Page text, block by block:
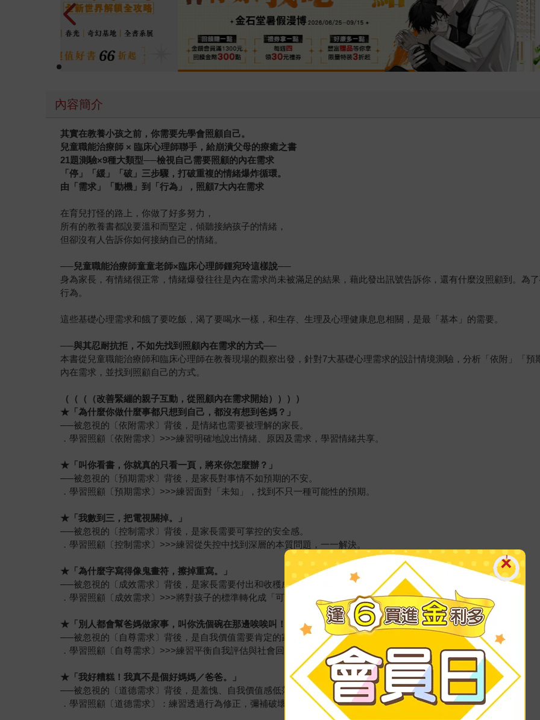
內容簡介
其實在教養小孩之前，你需要先學會照顧自己。
兒童職能治療師 × 臨床心理師聯手，給崩潰父母的療癒之書
21題測驗×9種大類型──檢視自己需要照顧的內在需求
「停」「緩」「破」三步驟，打破重複的情緒爆炸循環。
由「需求」「動機」到「行為」，照顧7大內在需求
在育兒打怪的路上，你做了好多努力，
所有的教養書都說要溫和而堅定，傾聽接納孩子的情緒，
但卻沒有人告訴你如何接納自己的情緒。
──兒童職能治療師童童老師×臨床心理師鍾宛玲這樣說──
身為家長，有情緒很正常，情緒爆發往往是內在需求尚未被滿足的結果，藉此發出訊號告訴你，還有什麼沒照顧到。為
行為。
這些基礎心理需求和餓了要吃飯，渴了要喝水一樣，和生存、生理及心理健康息息相關，是最「基本」的需要。
──與其忍耐抗拒，不如先找到照顧內在需求的方式──
本書從兒童職能治療師和臨床心理師在教養現場的觀察出發，針對7大基礎心理需求的設計情境測驗，分析「依附」「
內在需求，並找到照顧自己的方式。
（（（（改善緊繃的親子互動，從照顧內在需求開始））））
★ 「為什麼你做什麼事都只想到自己，都沒有想到爸媽？」
──被忽視的〔依附需求〕背後，是情緒也需要被理解的家長。
．學習照顧〔依附需求〕>>>練習明確地說出情緒、原因及需求，學習情緒共享。
★ 「叫你看書，你就真的只看一頁，將來你怎麼辦？」
──被忽視的〔預期需求〕背後，是家長對事情不如預期的不安。
．學習照顧〔預期需求〕>>>練習面對「未知」，找到不只一種可能性的預期。
★ 「我數到三，把電視關掉。」
──被忽視的〔控制需求〕背後，是家長需要可掌控的安全感。
．學習照顧〔控制需求〕>>>練習從失控中找到深層的本質問題，一一解決。
★ 「為什麼字寫得像鬼畫符，擦掉重寫。」
──被忽視的〔成效需求〕背後，是家長需要付出和收穫成正比的成就感。
．學習照顧〔成效需求〕>>>將對孩子的標準轉化成「可測量」的方式，也透過溝通形成共識。
★ 「別人都會幫爸媽做家事，叫你洗個碗在那邊唉唉叫！」
──被忽視的〔自尊需求〕背後，是自我價值需要肯定的家長。
．學習照顧〔自尊需求〕>>>練習平衡自我評估與社會回饋，建立自我價值的交集。
★ 「我好糟糕！我真不是個好媽媽／爸爸。」
──被忽視的〔道德需求〕背後，是羞愧、自我價值感低落的家長。
．學習照顧〔道德需求〕：練習透過行為修正，彌補破壞規範時對孩子造成的影響。